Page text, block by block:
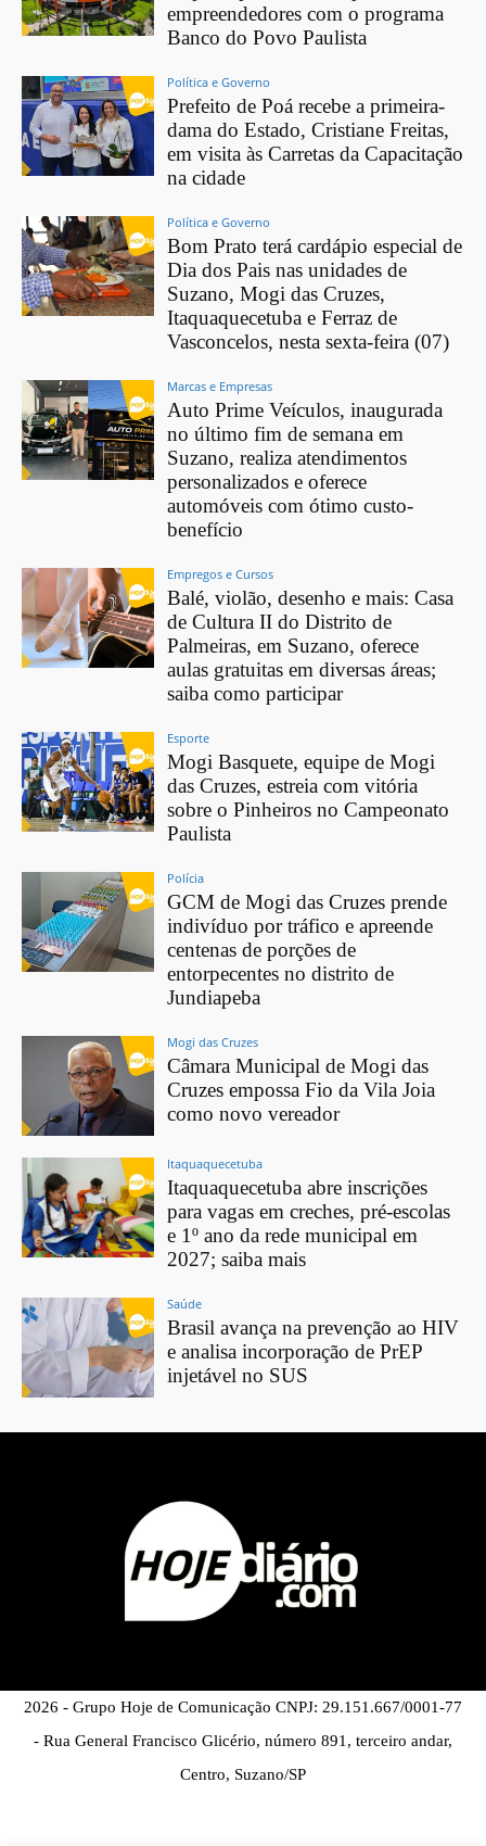
empreendedores com o programa
Banco do Povo Paulista
Política e Governo
Prefeito de Poá recebe a primeira-
dama do Estado, Cristiane Freitas,
em visita às Carretas da Capacitação
na cidade
Política e Governo
Bom Prato terá cardápio especial de
Dia dos Pais nas unidades de
Suzano, Mogi das Cruzes,
Itaquaquecetuba e Ferraz de
Vasconcelos, nesta sexta-feira (07)
Marcas e Empresas
Auto Prime Veículos, inaugurada
no último fim de semana em
Suzano, realiza atendimentos
personalizados e oferece
automóveis com ótimo custo-
benefício
Empregos e Cursos
Balé, violão, desenho e mais: Casa
de Cultura II do Distrito de
Palmeiras, em Suzano, oferece
aulas gratuitas em diversas áreas;
saiba como participar
Esporte
Mogi Basquete, equipe de Mogi
das Cruzes, estreia com vitória
sobre o Pinheiros no Campeonato
Paulista
Polícia
GCM de Mogi das Cruzes prende
indivíduo por tráfico e apreende
centenas de porções de
entorpecentes no distrito de
Jundiapeba
Mogi das Cruzes
Câmara Municipal de Mogi das
Cruzes empossa Fio da Vila Joia
como novo vereador
Itaquaquecetuba
Itaquaquecetuba abre inscrições
para vagas em creches, pré-escolas
e 1º ano da rede municipal em
2027; saiba mais
Saúde
Brasil avança na prevenção ao HIV
e analisa incorporação de PrEP
injetável no SUS
2026 - Grupo Hoje de Comunicação CNPJ: 29.151.667/0001-77
- Rua General Francisco Glicério, número 891, terceiro andar,
Centro, Suzano/SP